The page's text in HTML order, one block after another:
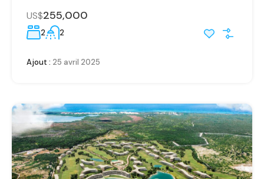
US$255,000
2 2
Ajout : 25 avril 2025